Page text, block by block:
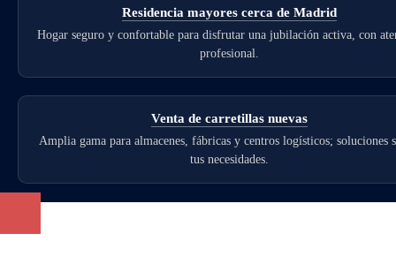
Residencia mayores cerca de Madrid
Hogar seguro y confortable para disfrutar una jubilación activa, con
profesional.
Venta de carretillas nuevas
Amplia gama para almacenes, fábricas y centros logísticos; soluciones
tus necesidades.